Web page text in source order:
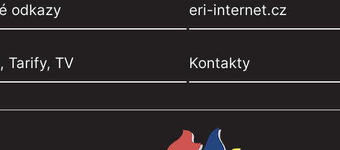
odkazy eri-internet.cz
Tarify, TV Kontakty